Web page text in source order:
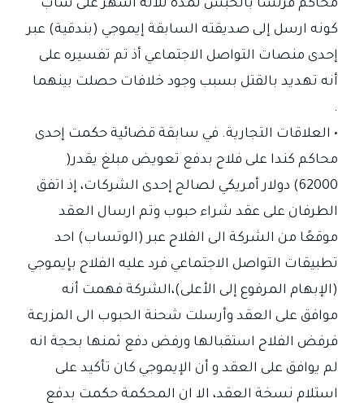
محاكم فرنسا بالحبس لمدة ثلاثة أشهر على شاب
كونه ارسل إلى صديقته السابقة إيموجي (بندقية) عبر
إحدى منصات التواصل الاجتماعي أذ تم تفسيره على
أنه تهديد بالقتل بسبب وجود خلافات حصلت بينهما
.
• العلاقات التجارية. في سابقة قضائية حكمت إحدى
محاكم كندا على فلاح بدفع تعويض مبلغ يقدر(
62000) دولار أمريكي لصالح إحدى الشركات، إذ اتفق
الطرفان على عقد شراء حبوب وتم ارسال العقد
موقعًا من الشركة الى الفلاح عبر (الوتساب) احد
تطبيقات التواصل الاجتماعي فرد عليه الفلاح بإيموجي
(الإبهام المرفوع إلى الأعلى)،الشركة فهمت أنه
موافق على العقد وأرسلت شحنة الحبوب الى المزرعة
فرفض الفلاح استقبالها ورفض دفع ثمنها بحجة انه
لم يوافق على العقد و أن الإيموجي كان تأكيد على
استلام نسخة العقد، الا ان المحكمة حكمت بدفع